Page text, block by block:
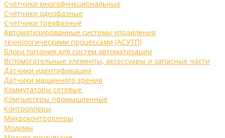
Счетчики многофункциональные
Счетчики однофазные
Счетчики трехфазные
Автоматизированные системы управления
технологическими процессами (АСУТП)
Блоки питания для систем автоматизации
Вспомогательные элементы, аксессуары и запасные части
Датчики идентификации
Датчики машинного зрения
Коммутаторы сетевые
Компьютеры промышленные
Контроллеры
Микроконтроллеры
Модемы